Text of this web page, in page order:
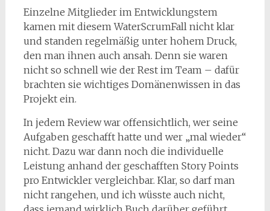
Einzelne Mitglieder im Entwicklungstem
kamen mit diesem WaterScrumFall nicht klar
und standen regelmäßig unter hohem Druck,
den man ihnen auch ansah. Denn sie waren
nicht so schnell wie der Rest im Team – dafür
brachten sie wichtiges Domänenwissen in das
Projekt ein.
In jedem Review war offensichtlich, wer seine
Aufgaben geschafft hatte und wer „mal wieder“
nicht. Dazu war dann noch die individuelle
Leistung anhand der geschafften Story Points
pro Entwickler vergleichbar. Klar, so darf man
nicht rangehen, und ich wüsste auch nicht,